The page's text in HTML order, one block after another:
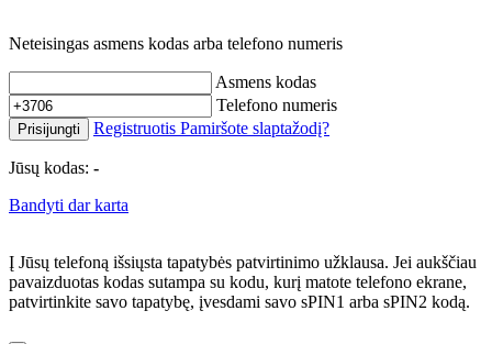
Neteisingas asmens kodas arba telefono numeris
Asmens kodas
Telefono numeris
Prisijungti Registruotis Pamiršote slaptažodį?
Jūsų kodas: -
Bandyti dar karta
Į Jūsų telefoną išsiųsta tapatybės patvirtinimo užklausa. Jei aukščiau
pavaizduotas kodas sutampa su kodu, kurį matote telefono ekrane,
patvirtinkite savo tapatybę, įvesdami savo sPIN1 arba sPIN2 kodą.